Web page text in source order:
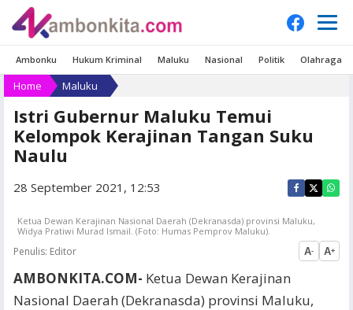
Ambonku Hukum Kriminal Maluku Nasional Politik Olahraga
Home Maluku
Istri Gubernur Maluku Temui
Kelompok Kerajinan Tangan Suku
Naulu
28 September 2021, 12:53
Ketua Dewan Kerajinan Nasional Daerah (Dekranasda) provinsi Maluku,
Widya Pratiwi Murad Ismail. (Foto: Humas Pemprov Maluku).
Penulis: Editor A- A+
AMBONKITA.COM- Ketua Dewan Kerajinan
Nasional Daerah (Dekranasda) provinsi Maluku,